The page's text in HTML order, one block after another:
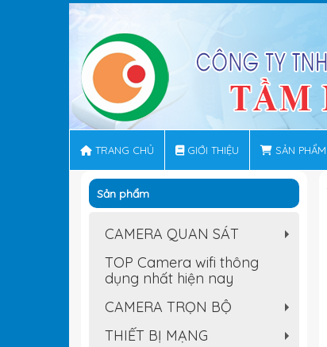
TRANG CHỦ GIỚI THIỆU SẢN PHẨM
Sản phẩm
CAMERA QUAN SÁT
TOP Camera wifi thông
dụng nhất hiện nay
CAMERA TRỌN BỘ
THIẾT BỊ MẠNG